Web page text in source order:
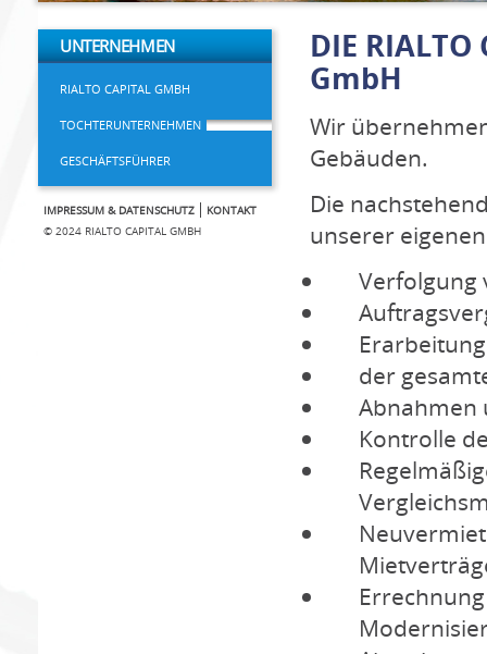
DIE RIALTO
GmbH
Wir
Gebäuden.
Die
unserer
Verfolgung
der
Abnahmen
Kontrolle
UNTERNEHMEN
RIALTO CAPITAL GMBH
TOCHTERUNTERNEHMEN
GESCHÄFTSFÜHRER
IMPRESSUM & DATENSCHUTZ
KONTAKT
© 2024 RIALTO CAPITAL GMBH